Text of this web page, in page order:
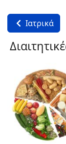
Ιατρικά